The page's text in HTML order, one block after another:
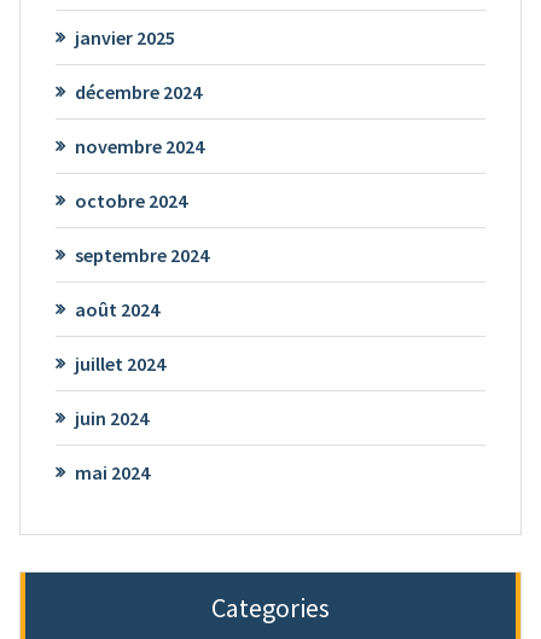
janvier 2025
décembre 2024
novembre 2024
octobre 2024
septembre 2024
août 2024
juillet 2024
juin 2024
mai 2024
Categories